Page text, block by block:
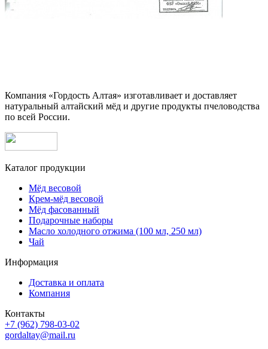
Компания «Гордость Алтая» изготавливает и доставляет
натуральный алтайский мёд и другие продукты пчеловодства
по всей России.
Каталог продукции
Мёд весовой
Крем-мёд весовой
Мёд фасованный
Подарочные наборы
Масло холодного отжима (100 мл, 250 мл)
Чай
Информация
Доставка и оплата
Компания
Контакты
+7 (962) 798-03-02
gordaltay@mail.ru